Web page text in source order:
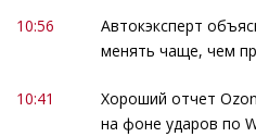
10:56
Автокэксперт
менять чаще, чем
10:41
Хороший отчет
на фоне ударов по